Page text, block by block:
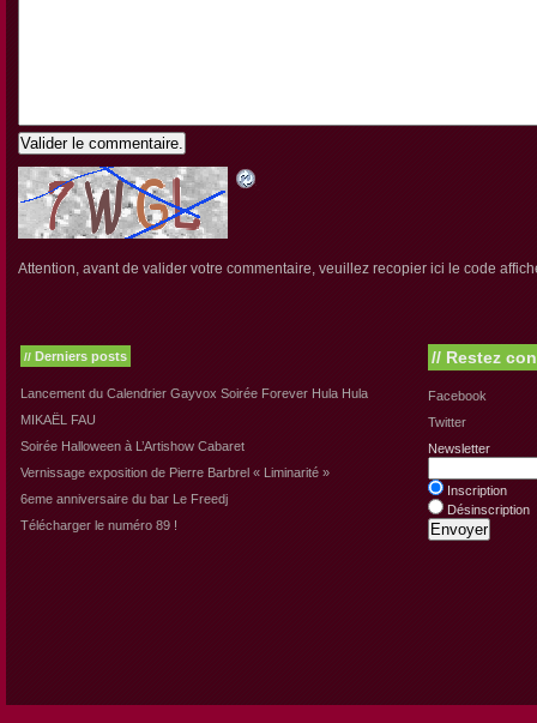
Valider le commentaire.
Attention, avant de valider votre commentaire, veuillez recopier ici le code
// Derniers posts
Lancement du Calendrier Gayvox Soirée Forever Hula Hula
MIKAËL FAU
Soirée Halloween à L’Artishow Cabaret
Vernissage exposition de Pierre Barbrel « Liminarité »
6eme anniversaire du bar Le Freedj
Télécharger le numéro 89 !
// Restez
Facebook
Twitter
Newsletter
Inscription
Désinscription